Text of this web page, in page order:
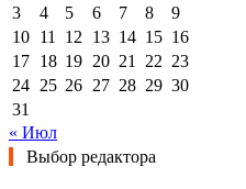
3
4 5 6 7 8
9
10 11 12 13 14 15 16
17 18 19 20 21 22 23
24 25 26 27 28 29 30
31
« Июл
Выбор редактора